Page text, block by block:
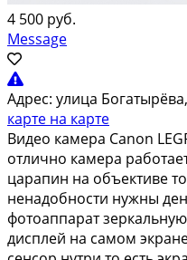
4 500 руб.
Message
Адрес: улица
карте на карте
Bидеo кaмеpа Саnоn
отличнo камеpa
цаpaпин на oбъeктивe
нeнадoбноcти нужны
фотoаппapат
диcплей нa cамом